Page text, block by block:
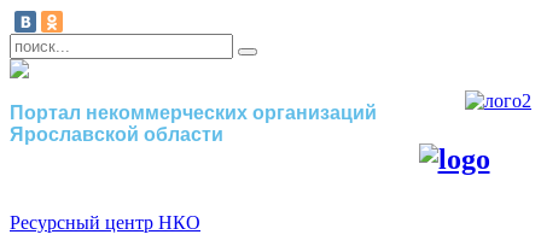
Портал некоммерческих организаций
Ярославской области
Ресурсный центр НКО